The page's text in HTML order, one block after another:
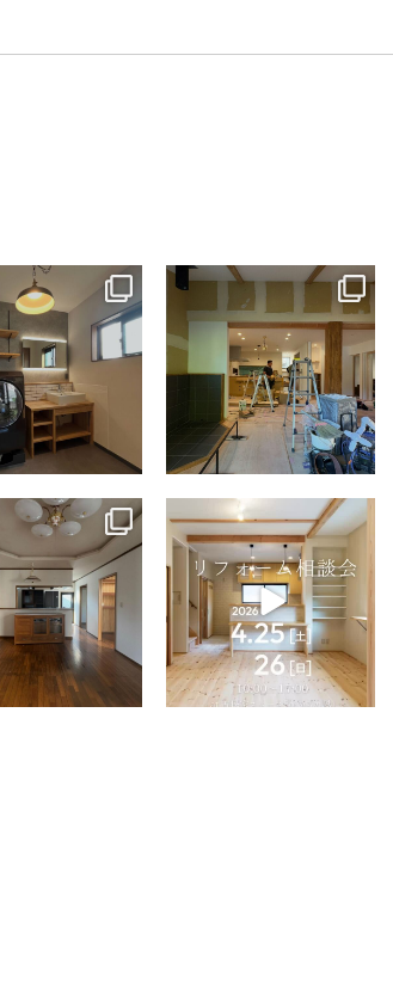
tomohouseinc
7月 13
tomohouseinc
tomohouseinc
4月 9
tomohouseinc
4月 2